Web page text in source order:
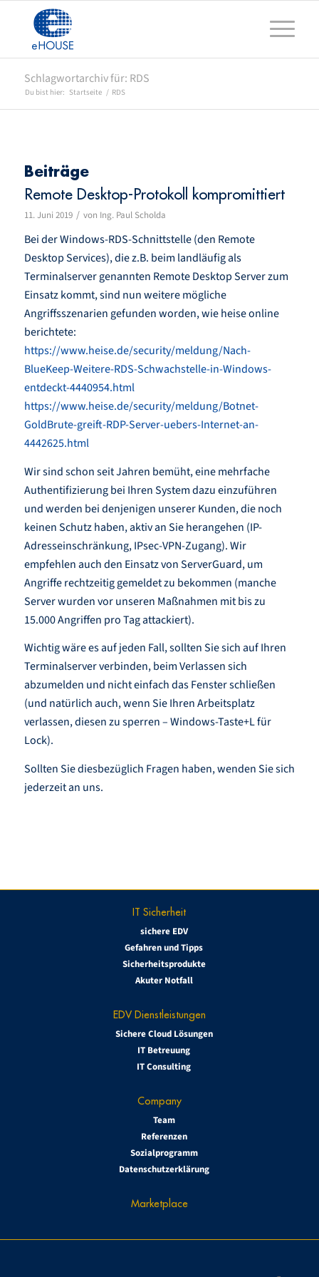
Schlagwortarchiv für: RDS
Du bist hier: Startseite / RDS
Beiträge
Remote Desktop-Protokoll kompromittiert
11. Juni 2019 / von Ing. Paul Scholda
Bei der Windows-RDS-Schnittstelle (den Remote
Desktop Services), die z.B. beim landläufig als
Terminalserver genannten Remote Desktop Server zum
Einsatz kommt, sind nun weitere mögliche
Angriffsszenarien gefunden worden, wie heise online
berichtete:
https://www.heise.de/security/meldung/Nach-
BlueKeep-Weitere-RDS-Schwachstelle-in-Windows-
entdeckt-4440954.html
https://www.heise.de/security/meldung/Botnet-
GoldBrute-greift-RDP-Server-uebers-Internet-an-
4442625.html
Wir sind schon seit Jahren bemüht, eine mehrfache
Authentifizierung bei Ihren System dazu einzuführen
und werden bei denjenigen unserer Kunden, die noch
keinen Schutz haben, aktiv an Sie herangehen (IP-
Adresseinschränkung, IPsec-VPN-Zugang). Wir
empfehlen auch den Einsatz von ServerGuard, um
Angriffe rechtzeitig gemeldet zu bekommen (manche
Server wurden vor unseren Maßnahmen mit bis zu
15.000 Angriffen pro Tag attackiert).
Wichtig wäre es auf jeden Fall, sollten Sie sich auf Ihren
Terminalserver verbinden, beim Verlassen sich
abzumelden und nicht einfach das Fenster schließen
(und natürlich auch, wenn Sie Ihren Arbeitsplatz
verlassen, diesen zu sperren – Windows-Taste+L für
Lock).
Sollten Sie diesbezüglich Fragen haben, wenden Sie sich
jederzeit an uns.
IT Sicherheit
sichere EDV
Gefahren und Tipps
Sicherheitsprodukte
Akuter Notfall
EDV Dienstleistungen
Sichere Cloud Lösungen
IT Betreuung
IT Consulting
Company
Team
Referenzen
Sozialprogramm
Datenschutzerklärung
Marketplace